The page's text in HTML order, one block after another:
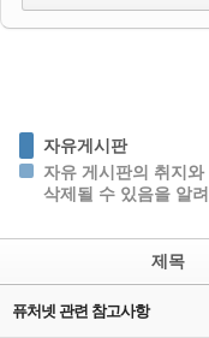
자유게시판
자유 게시판의 취지
삭제될 수 있음을 알
제목
퓨처넷 관련 참고사항